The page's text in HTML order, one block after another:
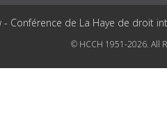
Conférence de La Haye de droit
© HCCH 1951-2026. All